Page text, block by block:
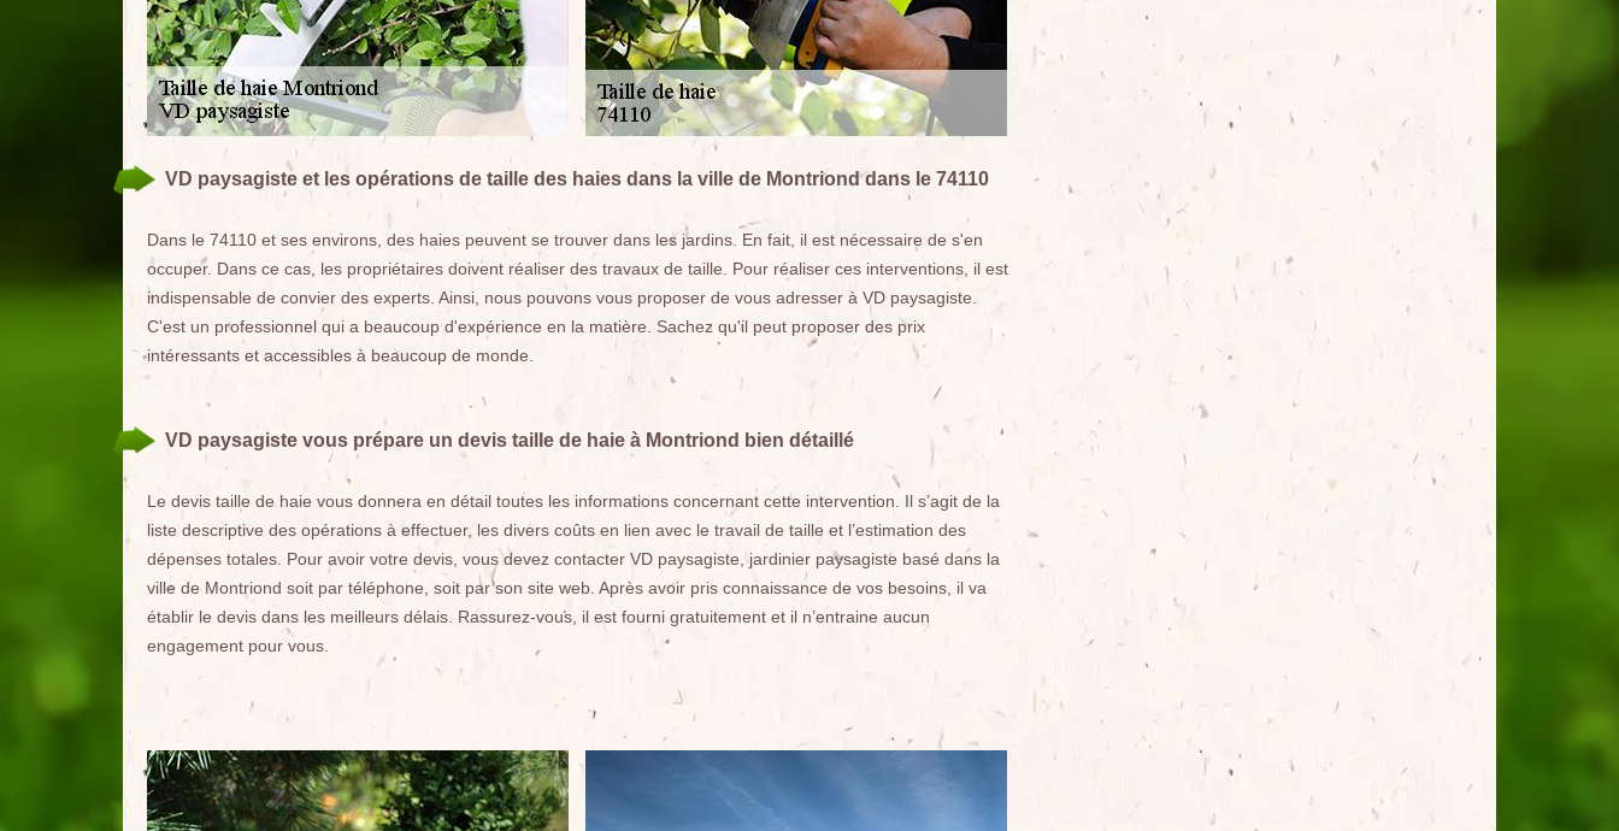
VD paysagiste et les opérations de taille des haies dans la ville de Montriond dans le 74110
Dans le 74110 et ses environs, des haies peuvent se trouver dans les jardins. En fait, il est nécessaire de s'en
occuper. Dans ce cas, les propriétaires doivent réaliser des travaux de taille. Pour réaliser ces interventions, il est
indispensable de convier des experts. Ainsi, nous pouvons vous proposer de vous adresser à VD paysagiste.
C'est un professionnel qui a beaucoup d'expérience en la matière. Sachez qu'il peut proposer des prix
intéressants et accessibles à beaucoup de monde.
VD paysagiste vous prépare un devis taille de haie à Montriond bien détaillé
Le devis taille de haie vous donnera en détail toutes les informations concernant cette intervention. Il s’agit de la
liste descriptive des opérations à effectuer, les divers coûts en lien avec le travail de taille et l’estimation des
dépenses totales. Pour avoir votre devis, vous devez contacter VD paysagiste, jardinier paysagiste basé dans la
ville de Montriond soit par téléphone, soit par son site web. Après avoir pris connaissance de vos besoins, il va
établir le devis dans les meilleurs délais. Rassurez-vous, il est fourni gratuitement et il n’entraine aucun
engagement pour vous.